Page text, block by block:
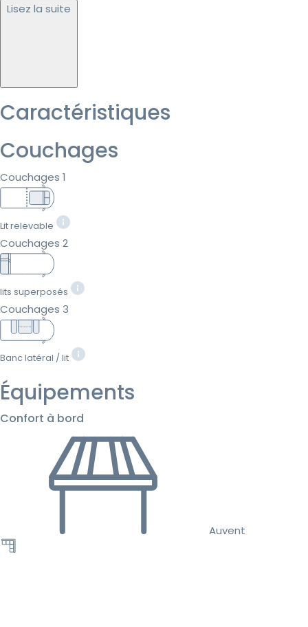
Lisez la suite
Caractéristiques
Couchages
Couchages 1
Lit relevable
Couchages 2
lits superposés
Couchages 3
Banc latéral / lit
Équipements
Confort à bord
Auvent